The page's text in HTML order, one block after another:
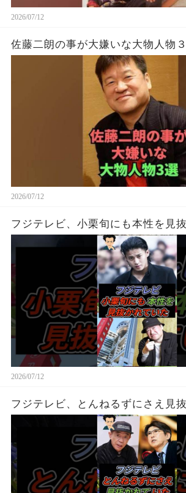
2026/07/12
佐藤二朗の事が大嫌いな大物人物
2026/07/12
フジテレビ、小栗旬にも本性を見
2026/07/12
フジテレビ、とんねるずにさえ見